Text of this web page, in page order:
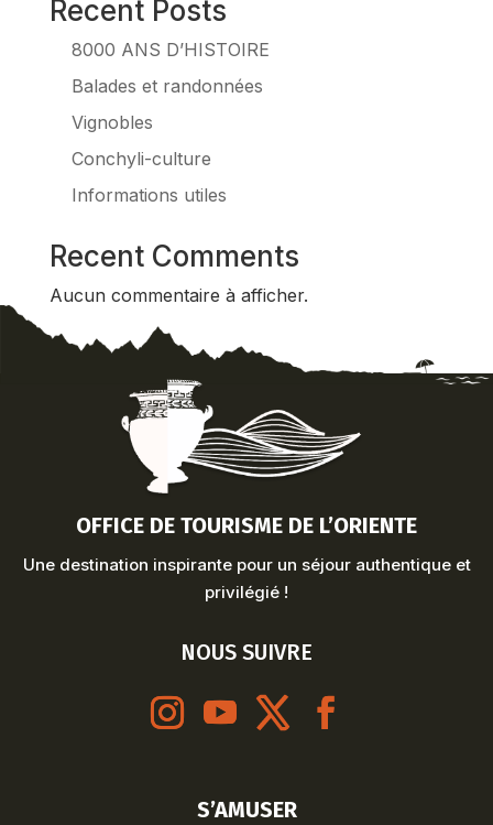
Recent Posts
8000 ANS D’HISTOIRE
Balades et randonnées
Vignobles
Conchyli-culture
Informations utiles
Recent Comments
Aucun commentaire à afficher.
OFFICE DE TOURISME DE L’ORIENTE
Une destination inspirante pour un séjour authentique et
privilégié !
NOUS SUIVRE
S’AMUSER